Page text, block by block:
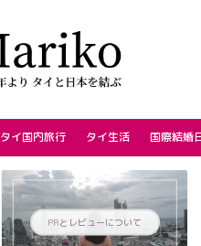
タイ国内旅行 タイ生活 国際結婚
PRとレビューについて